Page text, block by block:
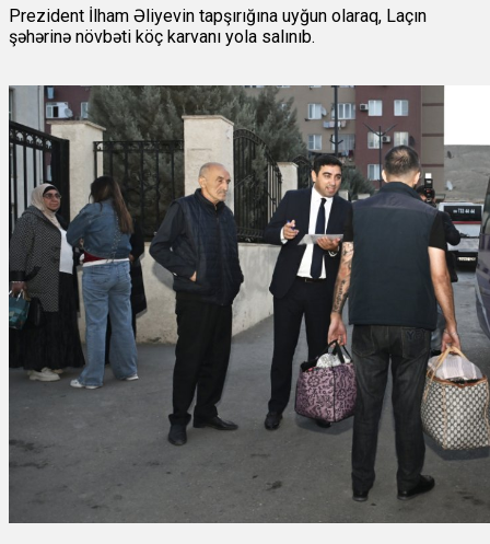
Prezident İlham Əliyevin tapşırığına uyğun olaraq, Laçın
şəhərinə növbəti köç karvanı yola salınıb.